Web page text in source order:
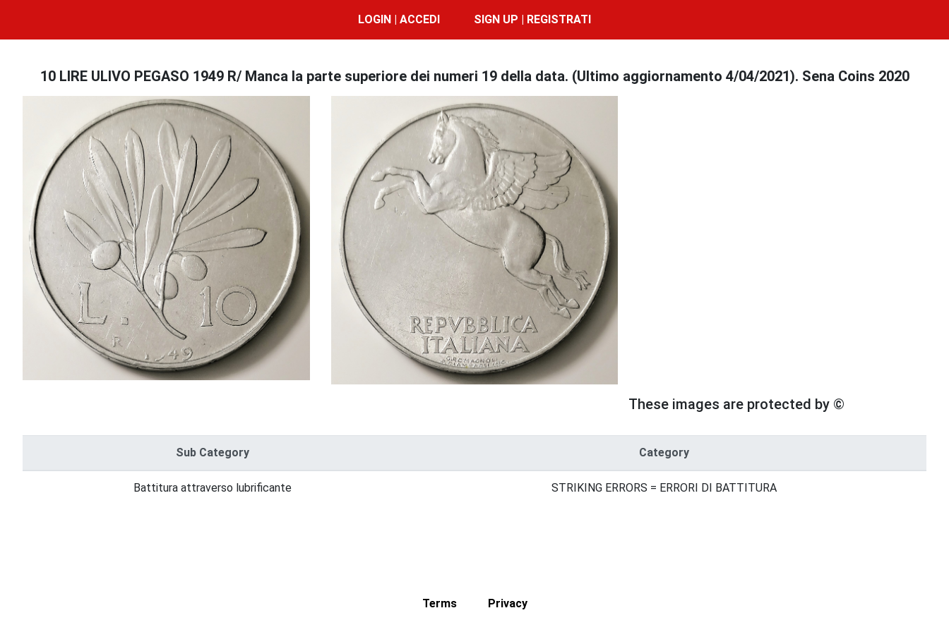
LOGIN | ACCEDI SIGN UP | REGISTRATI
10 LIRE ULIVO PEGASO 1949 R/ Manca la parte superiore dei numeri 19 della data. (Ultimo aggiornamento 4/04/2021). Sena Coins 2020
These images are protected by ©
Sub Category Category
Battitura attraverso lubrificante STRIKING ERRORS = ERRORI DI BATTITURA
Terms Privacy